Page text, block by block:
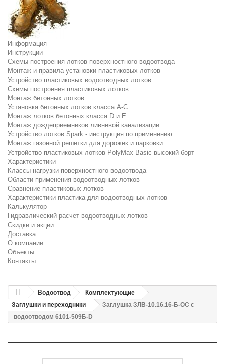
Информация
Инструкции
Схемы построения лотков поверхностного водоотвода
Монтаж и правила установки пластиковых лотков
Устройство пластиковых водоотводных лотков
Схемы построения пластиковых лотков
Монтаж бетонных лотков
Установка бетонных лотков класса A-C
Монтаж лотков бетонных класса D и E
Монтаж дождеприемников ливневой канализации
Устройство лотков Spark - инструкция по применению
Монтаж газонной решетки для дорожек и парковки
Устройство пластиковых лотков PolyMax Basic высокий борт
Характеристики
Классы нагрузки поверхностного водоотвода
Области применения водоотводных лотков
Сравнение пластиковых лотков
Характеристики пластика для водоотводных лотков
Калькулятор
Гидравлический расчет водоотводных лотков
Скидки и акции
Доставка
О компании
Объекты
Контакты
Водоотвод
Комплектующие
Заглушки и переходники
Заглушка ЗЛВ-10.16.16-Б-ОС с
водоотводом 6101-509Б-D